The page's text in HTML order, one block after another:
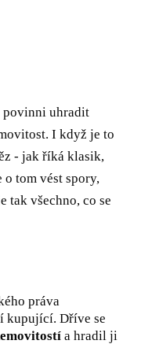
povinni uhradit
I když je to
- jak říká klasik,
o tom vést spory,
tak všechno, co se
práva
kupující. Dříve se
a hradil ji